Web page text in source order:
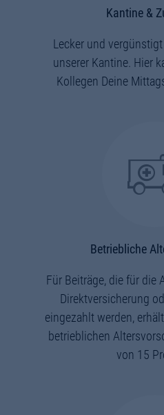
Kantine &
Lecker und
unserer Kantine. Hier
Kollegen Deine
Betriebliche
Für Beiträge, die für die
Direktversicherung
eingezahlt werden,
betrieblichen
von 15